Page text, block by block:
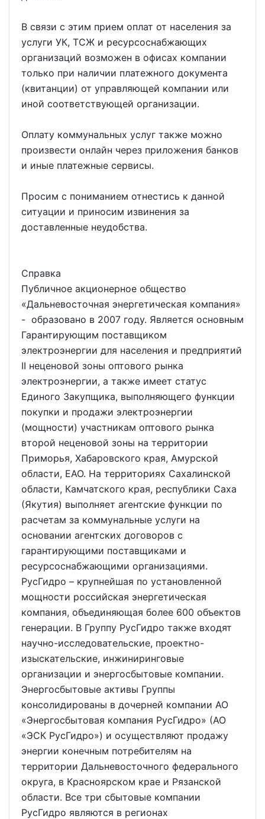
В связи с этим прием оплат от населения за
услуги УК, ТСЖ и ресурсоснабжающих
организаций возможен в офисах компании
только при наличии платежного документа
(квитанции) от управляющей компании или
иной соответствующей организации.
Оплату коммунальных услуг также можно
произвести онлайн через приложения банков
и иные платежные сервисы.
Просим с пониманием отнестись к данной
ситуации и приносим извинения за
доставленные неудобства.
Справка
Публичное акционерное общество
«Дальневосточная энергетическая компания»
- образовано в 2007 году. Является основным
Гарантирующим поставщиком
электроэнергии для населения и предприятий
II неценовой зоны оптового рынка
электроэнергии, а также имеет статус
Единого Закупщика, выполняющего функции
покупки и продажи электроэнергии
(мощности) участникам оптового рынка
второй неценовой зоны на территории
Приморья, Хабаровского края, Амурской
области, ЕАО. На территориях Сахалинской
области, Камчатского края, республики Саха
(Якутия) выполняет агентские функции по
расчетам за коммунальные услуги на
основании агентских договоров с
гарантирующими поставщиками и
ресурсоснабжающими организациями.
РусГидро – крупнейшая по установленной
мощности российская энергетическая
компания, объединяющая более 600 объектов
генерации. В Группу РусГидро также входят
научно-исследовательские, проектно-
изыскательские, инжиниринговые
организации и энергосбытовые компании.
Энергосбытовые активы Группы
консолидированы в дочерней компании АО
«Энергосбытовая компания РусГидро» (АО
«ЭСК РусГидро») и осуществляют продажу
энергии конечным потребителям на
территории Дальневосточного федерального
округа, в Красноярском крае и Рязанской
области. Все три сбытовые компании
РусГидро являются в регионах